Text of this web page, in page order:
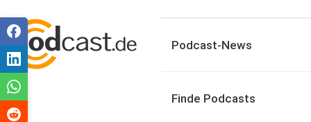
Podcast-News
Finde Podcasts